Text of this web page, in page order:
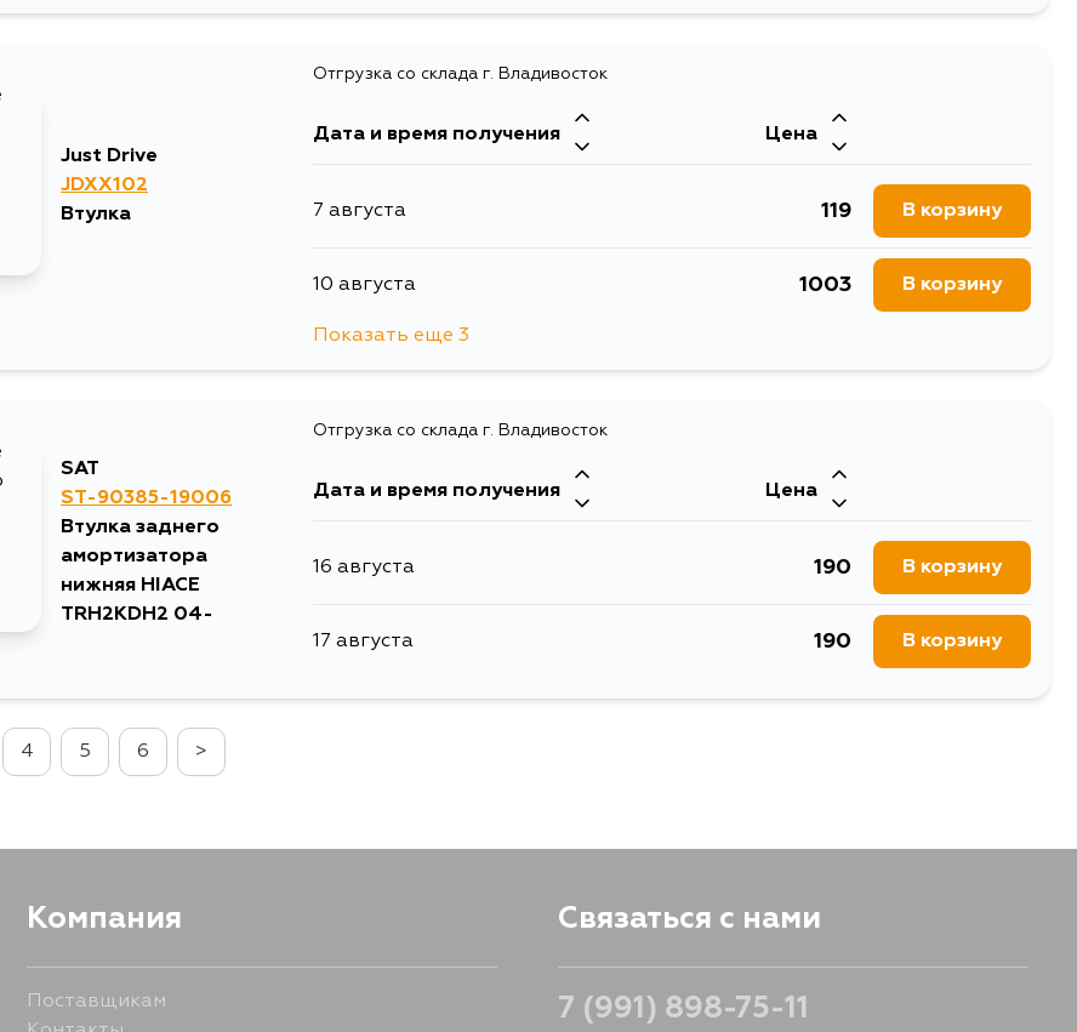
14 августа 576 В корзину
29 августа
12 августа
14 августа 241
28 августа 331 В корзину
29 августа 241 В корзину
3 сентября 241 В корзину
4 сентября
Just Drive
JDXX102
Втулка
Отгрузка со склада г. Владивосток
Дата и время получения Цена
7 августа 119 В корзину
10 августа 1003 В корзину
5 сентября
5 сентября 168
Показать еще 3
SAT
ST-90385-19006
Втулка заднего
амортизатора
нижняя HIACE
TRH2KDH2 04-
Отгрузка со склада г. Владивосток
Дата и время получения Цена
16 августа 190 В корзину
17 августа 190 В корзину
4 5 6 >
Компания
Поставщикам
Связаться с нами
7 (991) 898-75-11